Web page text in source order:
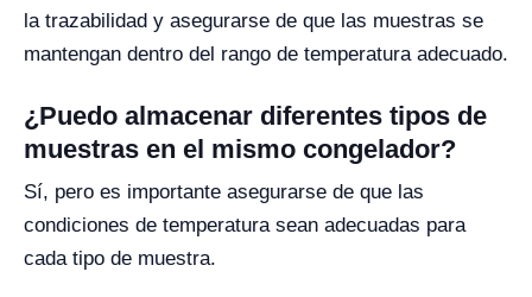
la trazabilidad y asegurarse de que las muestras se
mantengan dentro del rango de temperatura adecuado.
¿Puedo almacenar diferentes tipos de
muestras en el mismo congelador?
Sí, pero es importante asegurarse de que las
condiciones de temperatura sean adecuadas para
cada tipo de muestra.